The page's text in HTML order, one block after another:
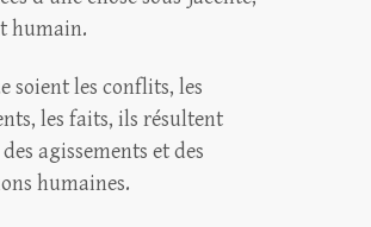
humain.
soient les conflits, les
les faits, ils résultent
agissements et des
humaines.